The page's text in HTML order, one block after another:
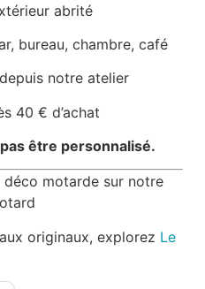
abrité
bureau, chambre, café
notre atelier
40 € d’achat
être personnalisé.
déco motarde sur notre
originaux, explorez Le